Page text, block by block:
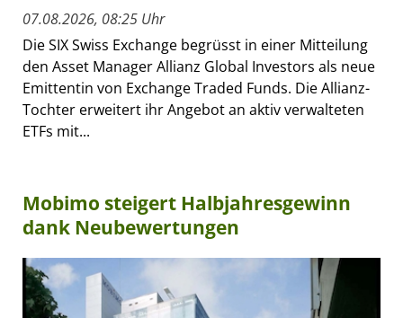
07.08.2026, 08:25 Uhr
Die SIX Swiss Exchange begrüsst in einer Mitteilung
den Asset Manager Allianz Global Investors als neue
Emittentin von Exchange Traded Funds. Die Allianz-
Tochter erweitert ihr Angebot an aktiv verwalteten
ETFs mit...
Mobimo steigert Halbjahresgewinn
dank Neubewertungen